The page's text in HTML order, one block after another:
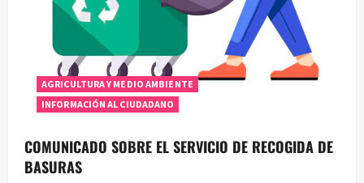
AGRICULTURA Y MEDIO AMBIENTE
INFORMACIÓN AL CIUDADANO
COMUNICADO SOBRE EL SERVICIO DE RECOGIDA DE
BASURAS